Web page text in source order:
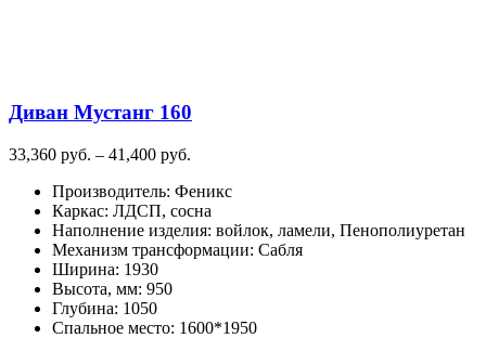
Диван Мустанг 160
33,360 руб. – 41,400 руб.
33,360
руб.
–
41,400
Производитель: Феникс
Каркас: ЛДСП, сосна
Наполнение изделия: войлок, ламели, Пенополиуретан
Механизм трансформации: Сабля
Ширина: 1930
Высота, мм: 950
Глубина: 1050
Спальное место: 1600*1950